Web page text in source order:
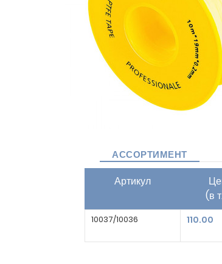
АССОРТИМЕНТ
Артикул
(в
10037/10036 110.00